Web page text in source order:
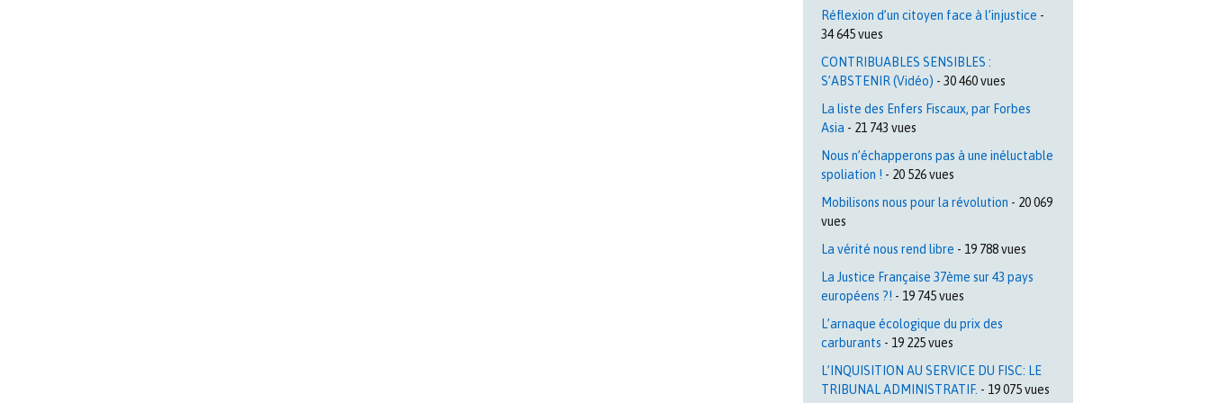
Réflexion d’un citoyen face à l’injustice -
34 645 vues
CONTRIBUABLES SENSIBLES :
S’ABSTENIR (Vidéo) - 30 460 vues
La liste des Enfers Fiscaux, par Forbes
Asia - 21 743 vues
Nous n’échapperons pas à une inéluctable
spoliation ! - 20 526 vues
Mobilisons nous pour la révolution - 20 069
vues
La vérité nous rend libre - 19 788 vues
La Justice Française 37ème sur 43 pays
européens ?! - 19 745 vues
L’arnaque écologique du prix des
carburants - 19 225 vues
L’INQUISITION AU SERVICE DU FISC: LE
TRIBUNAL ADMINISTRATIF. - 19 075 vues